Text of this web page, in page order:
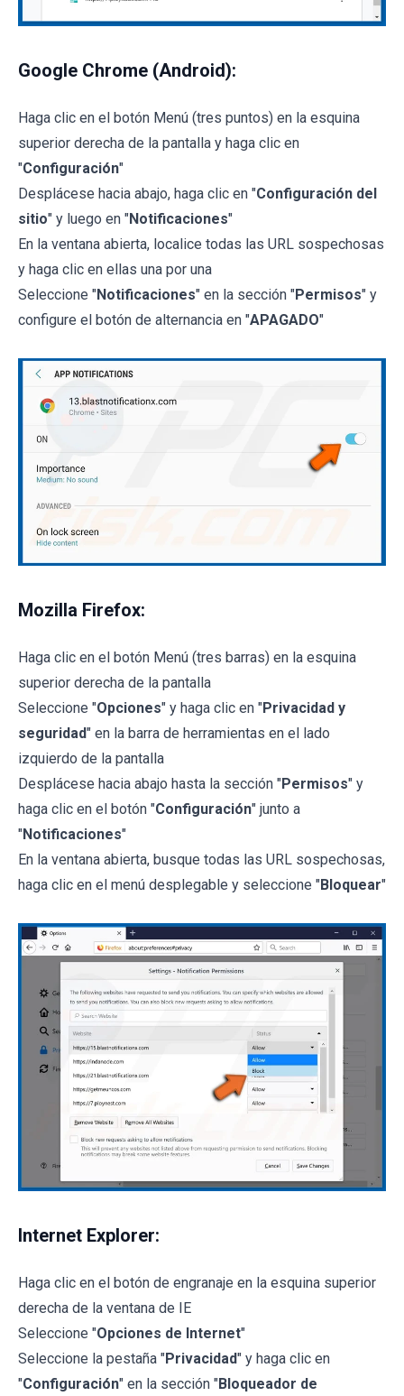
Google Chrome (Android):
Haga clic en el botón Menú (tres puntos) en la esquina
superior derecha de la pantalla y haga clic en
"Configuración"
Desplácese hacia abajo, haga clic en "Configuración del
sitio" y luego en "Notificaciones"
En la ventana abierta, localice todas las URL sospechosas
y haga clic en ellas una por una
Seleccione "Notificaciones" en la sección "Permisos" y
configure el botón de alternancia en "APAGADO"
Mozilla Firefox:
Haga clic en el botón Menú (tres barras) en la esquina
superior derecha de la pantalla
Seleccione "Opciones" y haga clic en "Privacidad y
seguridad" en la barra de herramientas en el lado
izquierdo de la pantalla
Desplácese hacia abajo hasta la sección "Permisos" y
haga clic en el botón "Configuración" junto a
"Notificaciones"
En la ventana abierta, busque todas las URL sospechosas,
haga clic en el menú desplegable y seleccione "Bloquear"
Internet Explorer:
Haga clic en el botón de engranaje en la esquina superior
derecha de la ventana de IE
Seleccione "Opciones de Internet"
Seleccione la pestaña "Privacidad" y haga clic en
"Configuración" en la sección "Bloqueador de